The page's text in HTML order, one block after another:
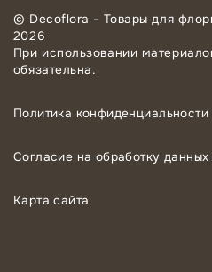
© Decoflora - Товары для
2026
При использовании
обязательна.
Политика конфиденциальности
Согласие на обработку данных
Карта сайта